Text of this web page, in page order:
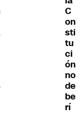
C
on
sti
tu
ci
ón
no
de
be
rí